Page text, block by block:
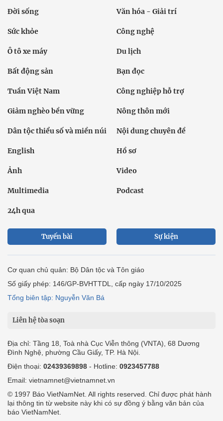
Đời sống Văn hóa - Giải trí
Sức khỏe Công nghệ
Ô tô xe máy Du lịch
Bất động sản Bạn đọc
Tuần Việt Nam Công nghiệp hỗ trợ
Giảm nghèo bền vững Nông thôn mới
Dân tộc thiểu số và miền núi Nội dung chuyên đề
English Hồ sơ
Ảnh Video
Multimedia Podcast
24h qua
Tuyến bài Sự kiện
Cơ quan chủ quản: Bộ Dân tộc và Tôn giáo
Số giấy phép: 146/GP-BVHTTDL, cấp ngày 17/10/2025
Tổng biên tập: Nguyễn Văn Bá
Liên hệ tòa soạn
Địa chỉ: Tầng 18, Toà nhà Cục Viễn thông (VNTA), 68 Dương
Đình Nghệ, phường Cầu Giấy, TP. Hà Nội.
Điện thoại: 02439369898 - Hotline: 0923457788
Email: vietnamnet@vietnamnet.vn
© 1997 Báo VietNamNet. All rights reserved. Chỉ được phát hành
lại thông tin từ website này khi có sự đồng ý bằng văn bản của
báo VietNamNet.